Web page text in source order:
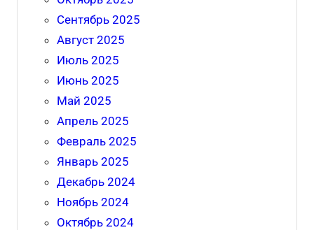
Сентябрь 2025
Август 2025
Июль 2025
Июнь 2025
Май 2025
Апрель 2025
Февраль 2025
Январь 2025
Декабрь 2024
Ноябрь 2024
Октябрь 2024